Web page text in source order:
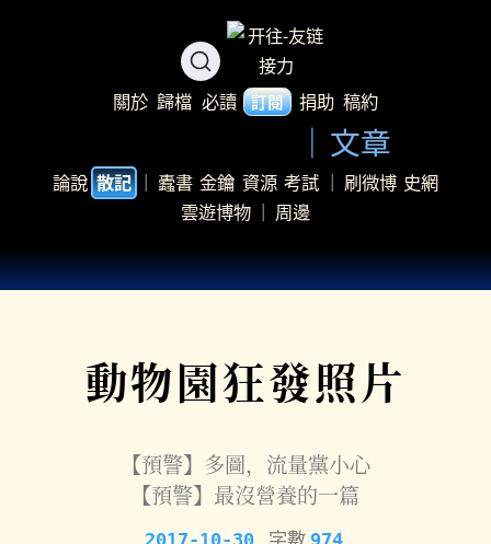
關於 歸檔 必讀 訂閱 捐助 稿約
文章
論說 散記 ｜ 蠹書 金鑰 資源 考試 ｜ 刷微博 史網
雲遊博物 ｜ 周邊
動物園狂發照片
【預警】多圖，流量黨小心
【預警】最沒營養的一篇